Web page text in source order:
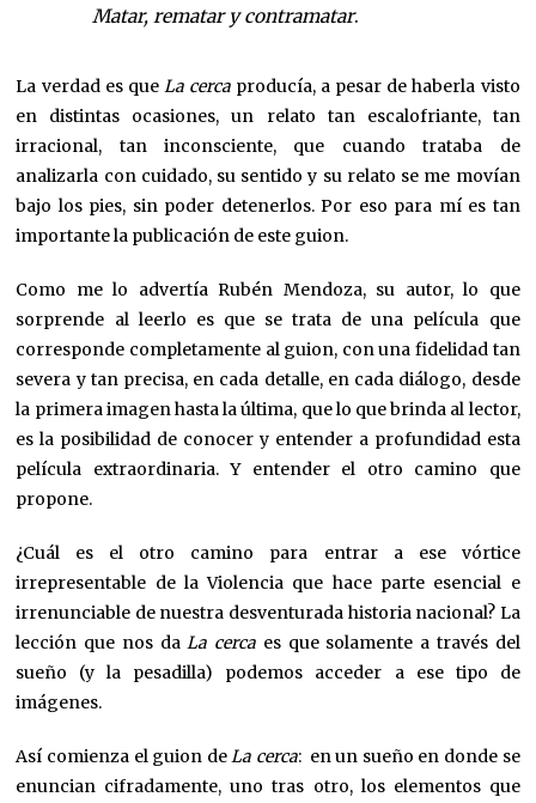
Matar, rematar y contramatar.
La verdad es que La cercaproducía, a pesar de haberla visto
en distintas ocasiones, un relato tan escalofriante, tan
irracional, tan inconsciente, que cuando trataba de
analizarla con cuidado, su sentido y su relato se me movían
bajo los pies, sin poder detenerlos. Por eso para mí es tan
importante la publicación de este guion.
Como me lo advertía Rubén Mendoza, su autor, lo que
sorprende al leerlo es que se trata de una película que
corresponde completamente al guion, con una fidelidad tan
severa y tan precisa, en cada detalle, en cada diálogo, desde
la primera imagen hasta la última, que lo que brinda al lector,
es la posibilidad de conocer y entender a profundidad esta
película extraordinaria. Y entender el otro camino que
propone.
¿Cuál es el otro camino para entrar a ese vórtice
irrepresentable de la Violencia que hace parte esencial e
irrenunciable de nuestra desventurada historia nacional? La
lección que nos da La cerca es que solamente a través del
sueño (y la pesadilla) podemos acceder a ese tipo de
imágenes.
Así comienza el guion de La cerca: en un sueño en donde se
enuncian cifradamente, uno tras otro, los elementos que